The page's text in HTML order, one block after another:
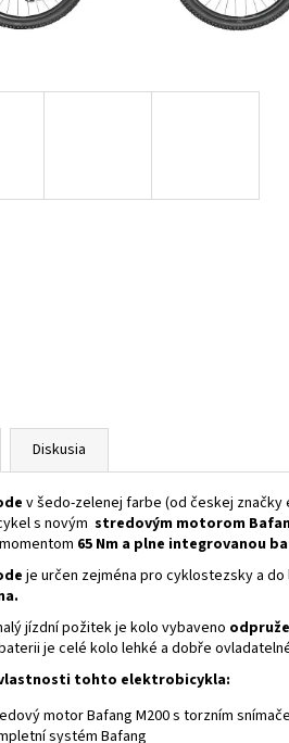
Diskusia
v šedo-zelenej farbe (od českej
s novým stredovým motorom
65 Nm a plne integrovanou
je určen zejména pro cyklostezsky a
jízdní požitek je kolo vybaveno
je celé kolo lehké a dobře
tohto elektrobicykla:
motor Bafang M200 s torzním
systém Bafang